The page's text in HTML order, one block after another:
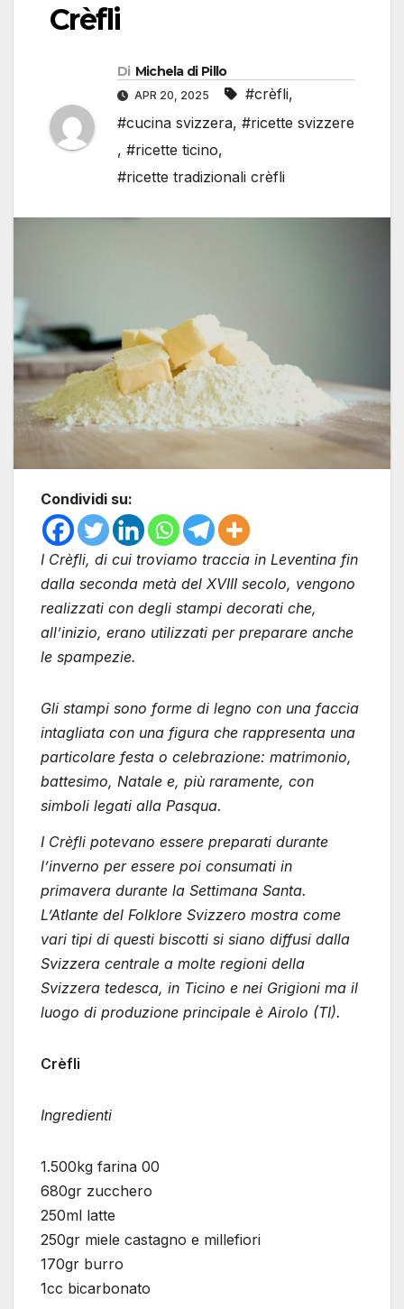
Crèfli
Di Michela di Pillo
APR 20, 2025 #crèfli,
#cucina svizzera, #ricette svizzere
, #ricette ticino,
#ricette tradizionali crèfli
Condividi su:
I Crèfli, di cui troviamo traccia in Leventina fin
dalla seconda metà del XVIII secolo, vengono
realizzati con degli stampi decorati che,
all’inizio, erano utilizzati per preparare anche
le spampezie.
Gli stampi sono forme di legno con una faccia
intagliata con una figura che rappresenta una
particolare festa o celebrazione: matrimonio,
battesimo, Natale e, più raramente, con
simboli legati alla Pasqua.
I Crèfli potevano essere preparati durante
l’inverno per essere poi consumati in
primavera durante la Settimana Santa.
L’Atlante del Folklore Svizzero mostra come
vari tipi di questi biscotti si siano diffusi dalla
Svizzera centrale a molte regioni della
Svizzera tedesca, in Ticino e nei Grigioni ma il
luogo di produzione principale è Airolo (TI).
Crèfli
Ingredienti
1.500kg farina 00
680gr zucchero
250ml latte
250gr miele castagno e millefiori
170gr burro
1cc bicarbonato